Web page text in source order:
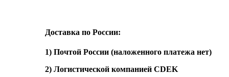
Доставка по России:
1) Почтой России (наложенного платежа нет)
2) Логистической компанией CDEK